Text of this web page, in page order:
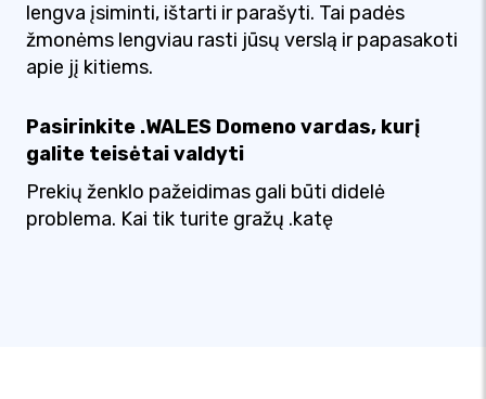
lengva įsiminti, ištarti ir parašyti. Tai padės
žmonėms lengviau rasti jūsų verslą ir papasakoti
apie jį kitiems.
Pasirinkite .WALES Domeno vardas, kurį
galite teisėtai valdyti
Prekių ženklo pažeidimas gali būti didelė
problema. Kai tik turite gražų .katę